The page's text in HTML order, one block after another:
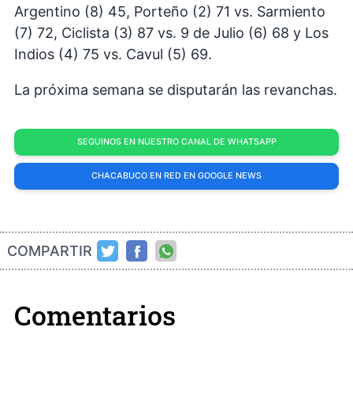
Argentino (8) 45, Porteño (2) 71 vs. Sarmiento
(7) 72, Ciclista (3) 87 vs. 9 de Julio (6) 68 y Los
Indios (4) 75 vs. Cavul (5) 69.
La próxima semana se disputarán las revanchas.
SEGUINOS EN NUESTRO CANAL DE WHATSAPP
CHACABUCO EN RED EN GOOGLE NEWS
COMPARTIR
Comentarios